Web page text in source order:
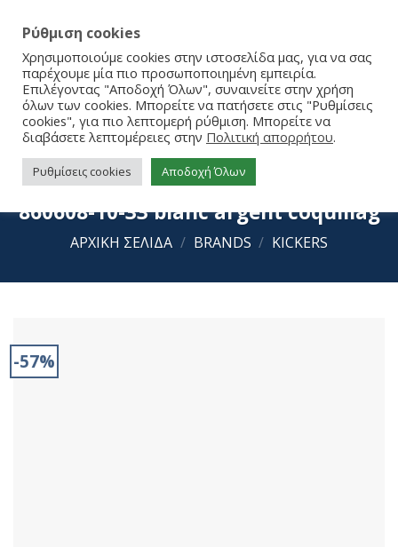
kickers Παπουτσοπέδιλα Bigflo-2
860608-10-33 blanc argent coquillag
ΑΡΧΙΚΉ ΣΕΛΊΔΑ / BRANDS / KICKERS
-57%
Ρύθμιση cookies
Χρησιμοποιούμε cookies στην ιστοσελίδα μας, για να σας
παρέχουμε μία πιο προσωποποιημένη εμπειρία.
Επιλέγοντας "Αποδοχή Όλων", συναινείτε στην χρήση
όλων των cookies. Μπορείτε να πατήσετε στις "Ρυθμίσεις
cookies", για πιο λεπτομερή ρύθμιση. Μπορείτε να
διαβάσετε λεπτομέρειες στην Πολιτική απορρήτου.
Ρυθμίσεις cookies Αποδοχή Όλων